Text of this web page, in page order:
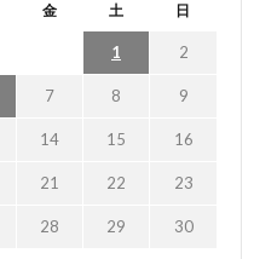
金 土 日
1 2
7 8 9
14 15 16
21 22 23
28 29 30